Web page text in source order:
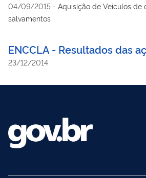
04/09/2015 - Aquisição de Veículos de
salvamentos
ENCCLA - Resultados das
23/12/2014